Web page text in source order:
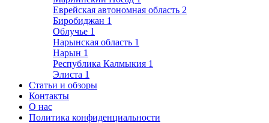
Еврейская автономная область 2
Биробиджан 1
Облучье 1
Нарынская область 1
Нарын 1
Республика Калмыкия 1
Элиста 1
Статьи и обзоры
Контакты
О нас
Политика конфиденциальности